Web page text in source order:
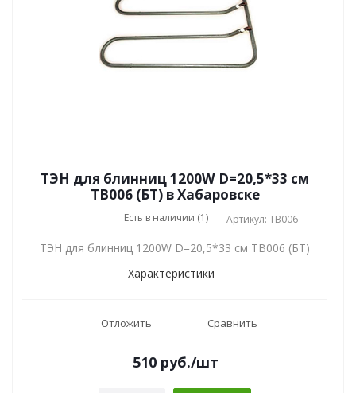
ТЭН для блинниц 1200W D=20,5*33 см
TB006 (БТ) в Хабаровске
Есть в наличии (1) Артикул: TB006
ТЭН для блинниц 1200W D=20,5*33 см TB006 (БТ)
Характеристики
Отложить Сравнить
510руб./шт